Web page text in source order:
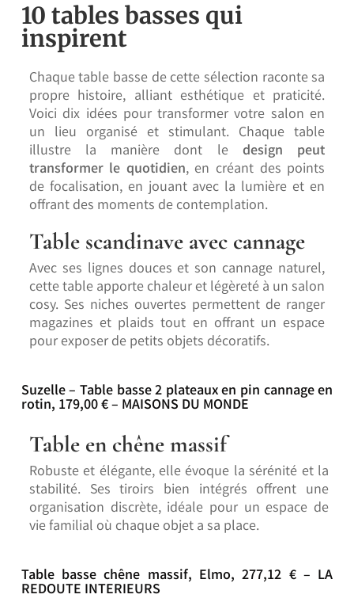
10 tables basses qui
inspirent
Chaque table basse de cette sélection raconte sa
propre histoire, alliant esthétique et praticité.
Voici dix idées pour transformer votre salon en
un lieu organisé et stimulant. Chaque table
illustre la manière dont le design peut
transformer le quotidien, en créant des points
de focalisation, en jouant avec la lumière et en
offrant des moments de contemplation.
Table scandinave avec cannage
Avec ses lignes douces et son cannage naturel,
cette table apporte chaleur et légèreté à un salon
cosy. Ses niches ouvertes permettent de ranger
magazines et plaids tout en offrant un espace
pour exposer de petits objets décoratifs.
Suzelle – Table basse 2 plateaux en pin cannage en
rotin, 179,00 € – MAISONS DU MONDE
Table en chêne massif
Robuste et élégante, elle évoque la sérénité et la
stabilité. Ses tiroirs bien intégrés offrent une
organisation discrète, idéale pour un espace de
vie familial où chaque objet a sa place.
Table basse chêne massif, Elmo, 277,12 € – LA
REDOUTE INTERIEURS